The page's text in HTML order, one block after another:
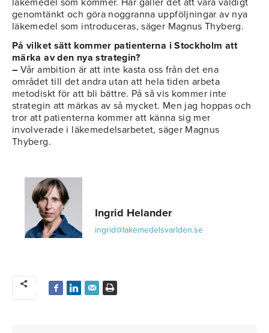
läkemedel som kommer. Här gäller det att vara väldigt
genomtänkt och göra noggranna uppföljningar av nya
läkemedel som introduceras, säger Magnus Thyberg.
På vilket sätt kommer patienterna i Stockholm att
märka av den nya strategin?
– Vår ambition är att inte kasta oss från det ena
området till det andra utan att hela tiden arbeta
metodiskt för att bli bättre. På så vis kommer inte
strategin att märkas av så mycket. Men jag hoppas och
tror att patienterna kommer att känna sig mer
involverade i läkemedelsarbetet, säger Magnus
Thyberg.
Ingrid Helander
ingrid@lakemedelsvarlden.se